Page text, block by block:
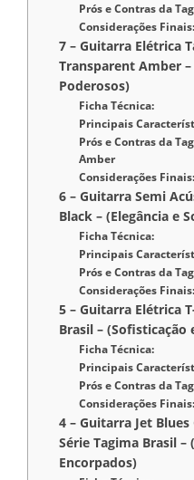
Prós e Contras da
Considerações Finais:
7 – Guitarra Elétrica
Transparent Amber
Poderosos)
Ficha Técnica:
Principais
Prós e Contras da
Amber
Considerações Finais:
6 – Guitarra Semi
Black – (Elegância e
Ficha Técnica:
Principais
Prós e Contras da
Considerações Finais:
5 – Guitarra Elétrica
Brasil – (Sofisticação
Ficha Técnica:
Principais
Prós e Contras da
Considerações Finais:
4 – Guitarra Jet
Série Tagima Brasil –
Encorpados)